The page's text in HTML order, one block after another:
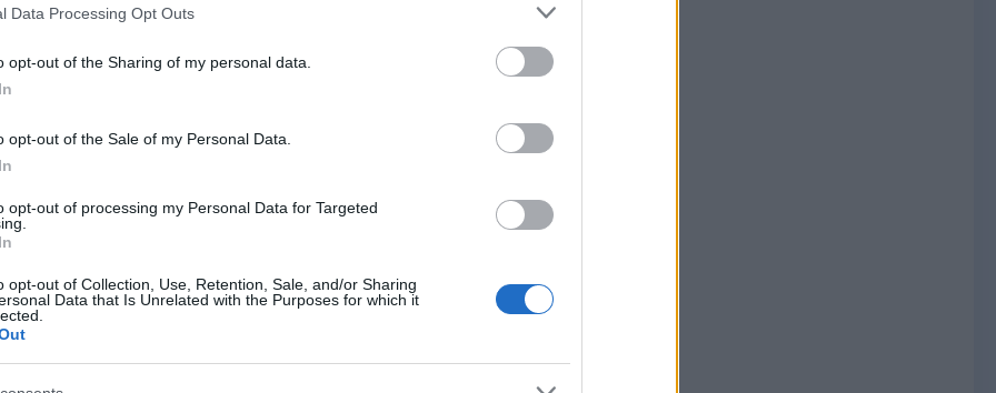
Data Processing Opt Outs
opt-out of the Sharing of my personal data.
opt-out of the Sale of my Personal Data.
opt-out of processing my Personal Data for Targeted
opt-out of Collection, Use, Retention, Sale, and/or Sharing
Data that Is Unrelated with the Purposes for which it
gennaio 2015, è arrivato a Lampedusa
una notte di giugno del 2016.
palermitana
Favarolo in memoria della madre del
(4 luglio) con un comizio sul